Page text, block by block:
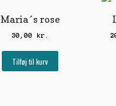
Maria´s rose
30,00 kr.
Tilføj til kurv